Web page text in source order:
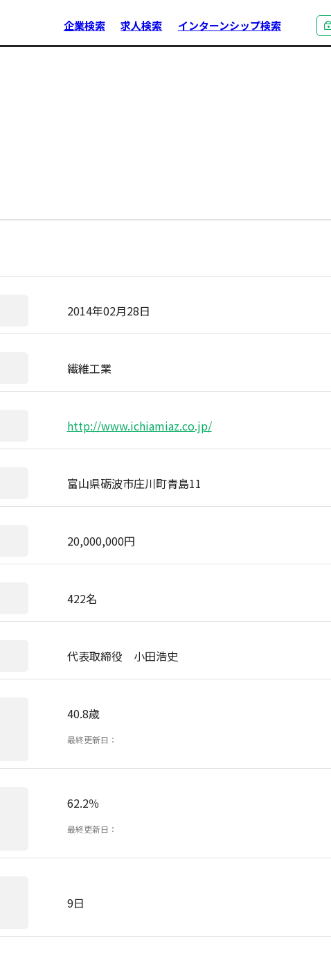
企業検索 求人検索 インターンシップ検索
2014年02月28日
繊維工業
http://www.ichiamiaz.co.jp/
富山県砺波市庄川町青島11
20,000,000円
422名
代表取締役 小田浩史
40.8歳
最終更新日：
62.2％
最終更新日：
9日